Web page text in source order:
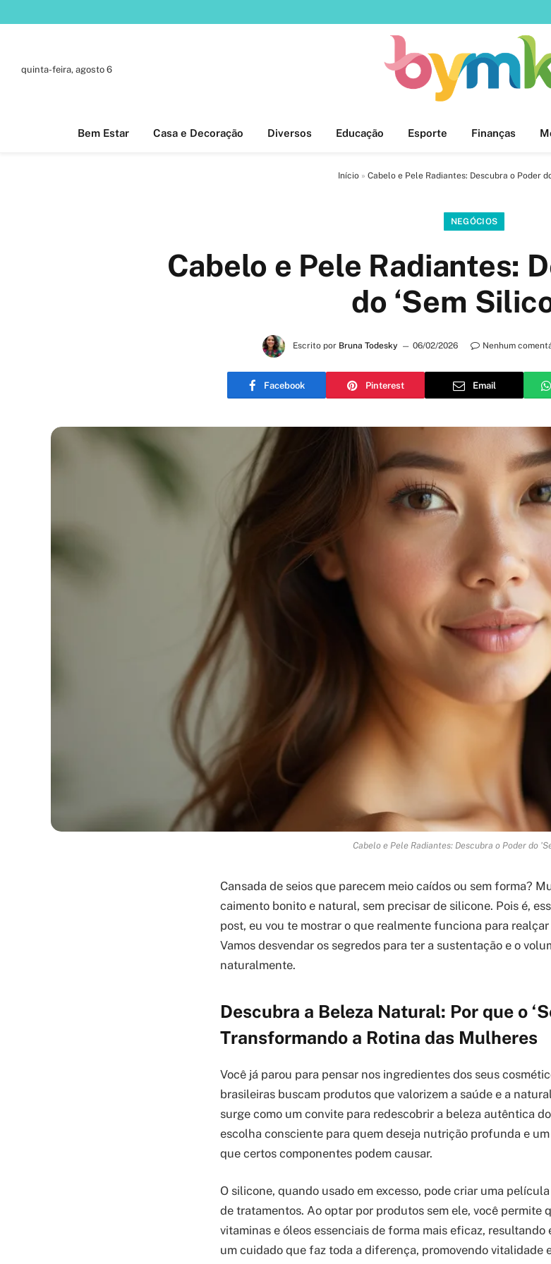
quinta-feira, agosto 6
Bem Estar Casa e Decoração Diversos Educação Esporte Finanças
Início» Cabelo e Pele Radiantes: Descubra o Poder
NEGÓCIOS
Cabelo e Pele Radiantes:
do ‘Sem
Escrito por Bruna Todesky 06/02/2026 Nenhum
Facebook Pinterest Email
Cabelo e Pele Radiantes: Descubra o Poder do
Cansada de seios que parecem meio caídos ou sem forma?
caimento bonito e natural, sem precisar de silicone. Pois é,
post, eu vou te mostrar o que realmente funciona para
Vamos desvendar os segredos para ter a sustentação e o
naturalmente.
Descubra a Beleza Natural: Por que o
Transformando a Rotina das Mulheres
Você já parou para pensar nos ingredientes dos seus
brasileiras buscam produtos que valorizem a saúde e a
surge como um convite para redescobrir a beleza autêntica
escolha consciente para quem deseja nutrição profunda e
que certos componentes podem causar.
O silicone, quando usado em excesso, pode criar uma
de tratamentos. Ao optar por produtos sem ele, você permite
vitaminas e óleos essenciais de forma mais eficaz, resultando
um cuidado que faz toda a diferença, promovendo vitalidade